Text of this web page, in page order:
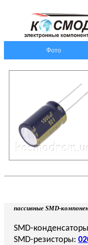
Фото
пассивные SMD-
SMD-
SMD-резисторы: